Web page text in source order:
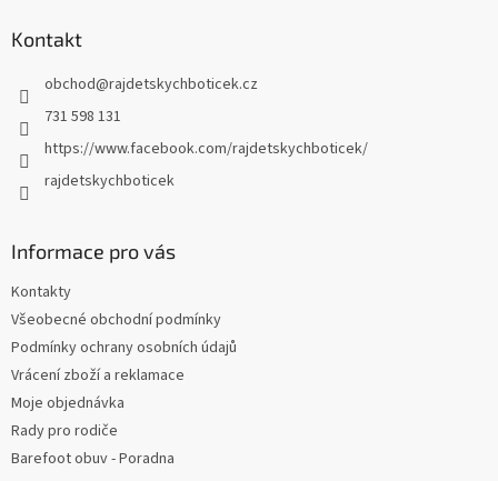
Kontakt
obchod@rajdetskychboticek.cz
731 598 131
https://www.facebook.com/rajdetskychboticek/
rajdetskychboticek
Informace pro vás
Kontakty
Všeobecné obchodní podmínky
Podmínky ochrany osobních údajů
Vrácení zboží a reklamace
Moje objednávka
Rady pro rodiče
Barefoot obuv - Poradna